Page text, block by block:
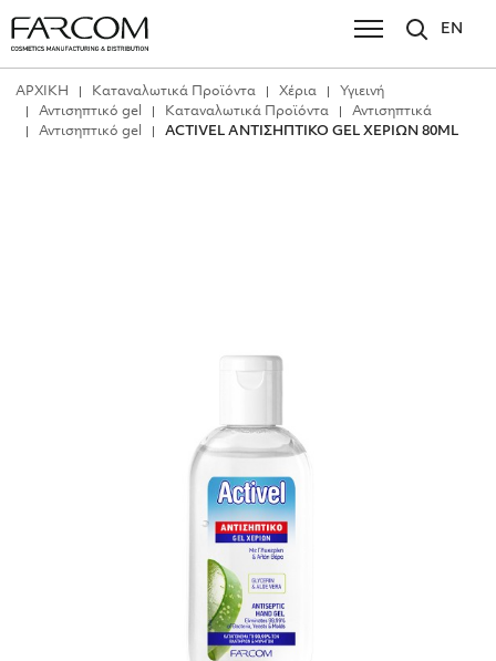
EN
ΑΡΧΙΚΗ Καταναλωτικά Προϊόντα Χέρια
Υγιεινή
Αντισηπτικό gel
Καταναλωτικά Προϊόντα
Αντισηπτικά
Αντισηπτικό gel
ACTIVEL ΑΝΤΙΣΗΠΤΙΚΟ GEL ΧΕΡΙΩΝ 80ML